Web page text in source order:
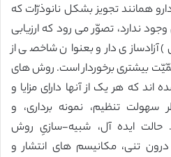
همانند تجویز بشکل نانوذرّات که
ندارد، تصوّر می رود که ارزیابی
آزادسازی دارو بعنوان شاخصی از
بیشتری برخوردار است. روش های
اند که هر یک از آنها دارای مزایا و
تنظیم، نمونه برداری، و
حالت ایده آل، شبیه-سازیِ روش
درون تنی، مکانیسم های انتشار و